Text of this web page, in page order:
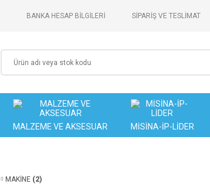
BANKA HESAP BİLGİLERİ SİPARİŞ VE TESLİMAT
MALZEME VE AKSESUAR MİSİNA-İP-LİDER
MAKİNE (2)